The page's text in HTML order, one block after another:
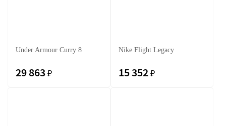
Under Armour Curry 8
29 863 ₽
Nike Flight Legacy
15 352 ₽